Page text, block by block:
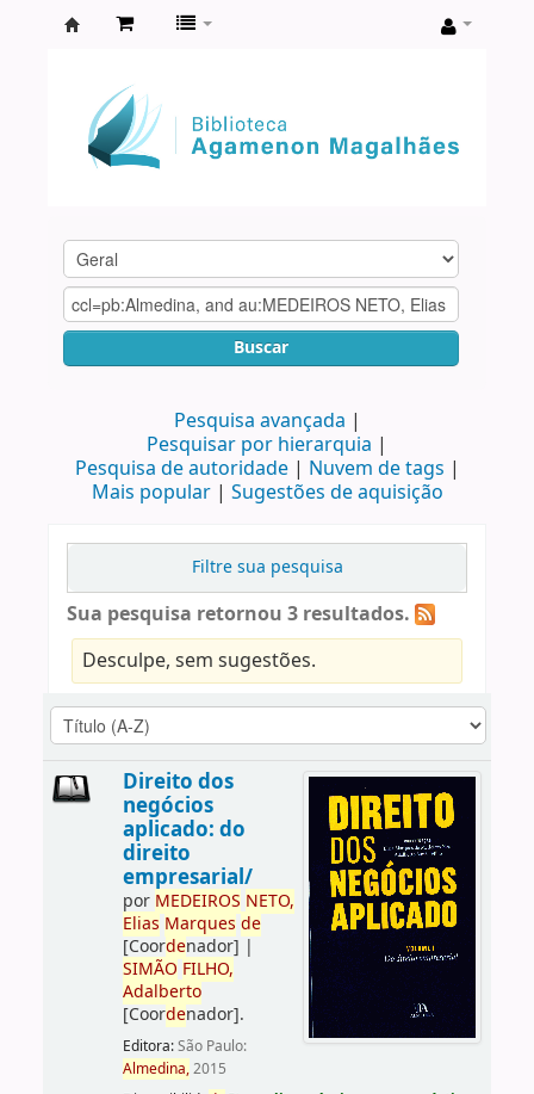
Agamenon
Magalhães
Buscar
Pesquisa avançada
Pesquisar por hierarquia
Pesquisa de autoridade
Nuvem de tags
Mais popular
Sugestões de aquisição
Filtre sua pesquisa
Sua pesquisa retornou 3 resultados.
Desculpe, sem sugestões.
Direito dos
negócios
aplicado: do
direito
empresarial/
por MEDEIROS NETO,
Elias Marques de
[Coordenador] |
SIMÃO FILHO,
Adalberto
[Coordenador].
Editora:São Paulo:
Almedina,2015